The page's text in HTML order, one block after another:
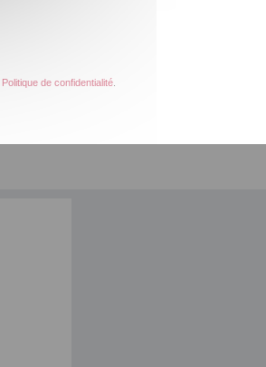
Politique de confidentialité